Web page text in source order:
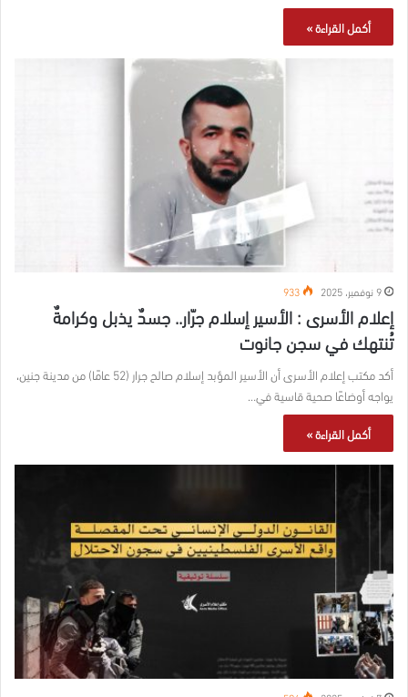
أكمل القراءة »
9 نوفمبر، 2025 933
إعلام الأسرى : الأسير إسلام جرّار.. جسدٌ يذبل وكرامةٌ
تُنتهك في سجن جانوت
أكد مكتب إعلام الأسرى أن الأسير المؤبد إسلام صالح جرار (52 عامًا) من مدينة جنين،
يواجه أوضاعًا صحية قاسية في…
أكمل القراءة »